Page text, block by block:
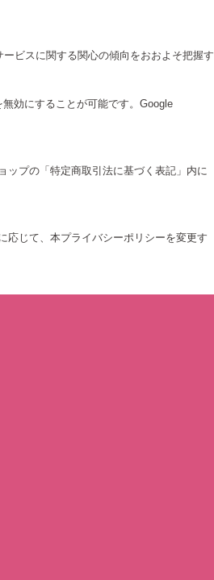
ビスに関する関心の傾向をおおよそ把握す
効にすることが可能です。Google
ップの「特定商取引法に基づく表記」内に
応じて、本プライバシーポリシーを変更す